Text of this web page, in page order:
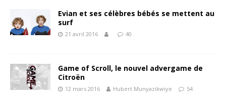
Evian et ses célèbres bébés se mettent au
surf
21 avril 2016 40
Game of Scroll, le nouvel advergame de
Citroën
12 mars 2016 Hubert Munyazikwiye 54